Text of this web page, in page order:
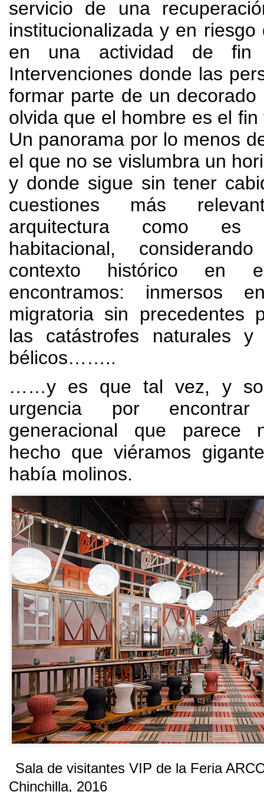
servicio de una
institucionalizada y en riesgo
en una actividad de fin
Intervenciones donde las
formar parte de un decorado
olvida que el hombre es el
Un panorama por lo menos
el que no se vislumbra un
y donde sigue sin tener
cuestiones más
arquitectura como
habitacional,
contexto histórico en
encontramos: inmersos
migratoria sin precedentes
las catástrofes naturales y
bélicos……..
……y es que tal vez, y
urgencia por
generacional que parece
hecho que viéramos
había molinos.
Sala de visitantes VIP de la Feria
Chinchilla, 2016